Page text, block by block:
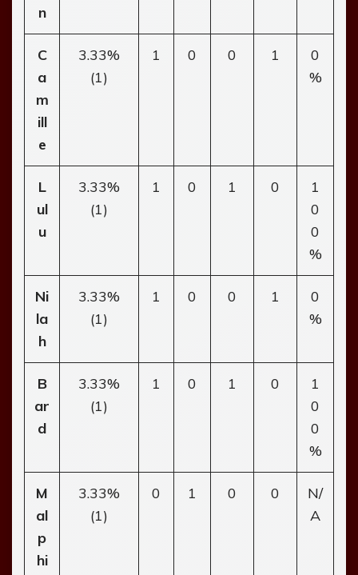
n
C
a
m
ill
e
3.33%
(1)
1 0 0 1
0
%
L
ul
u
3.33%
(1)
1 0 1 0
1
0
0
%
Ni
la
h
3.33%
(1)
1 0 0 1
0
%
B
ar
d
3.33%
(1)
1 0 1 0
1
0
0
%
M
al
p
hi
3.33%
(1)
0 1 0 0
N/
A